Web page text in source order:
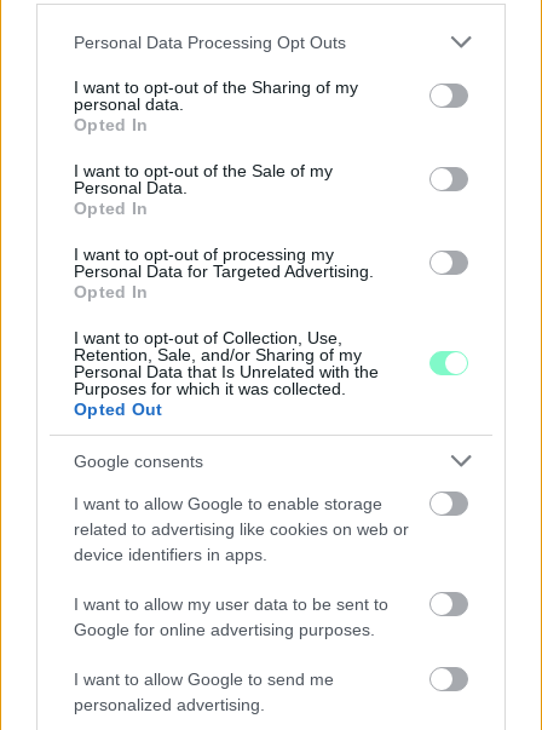
Please note that this website/app uses one or more Google
not limited to your visit or usage behaviour. You may click to
grant or deny consent to Google and its third-party tags to
use your data for below specified purposes in below Google
consent section.
Personal Data Processing Opt Outs
I want to opt-out of the Sharing of my
personal data.
Opted In
I want to opt-out of the Sale of my
Personal Data.
Opted In
I want to opt-out of processing my
Personal Data for Targeted Advertising.
Opted In
I want to opt-out of Collection, Use,
Retention, Sale, and/or Sharing of my
Personal Data that Is Unrelated with the
Purposes for which it was collected.
Opted Out
Google consents
I want to allow Google to enable storage
related to advertising like cookies on web or
device identifiers in apps.
I want to allow my user data to be sent to
Google for online advertising purposes.
I want to allow Google to send me
personalized advertising.
KERETÉBEN
Észtország, Szlovénia és Svédország következik.
BERUHÁZÁSI CSOMAGGAL ERŐSÍTIK
MAGYARORSZÁG ENERGIAELLÁTÁSÁT, MIKÖZBEN
Átfogó energetikai fejlesztési programot fogadott el a
kormány.